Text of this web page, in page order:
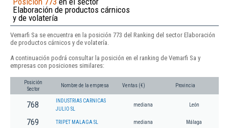
Elaboración de productos cárnicos
y de volatería
Vemarfi Sa se encuentra en la posición 773 del Ranking del sector Elaboración
de productos cárnicos y de volatería.
A continuación podrá consultar la posición en el ranking de Vemarfi Sa y
empresas con posiciones similares:
Posición
Sector
Nombre de la empresa Ventas (€) Provincia
768
INDUSTRIAS CARNICAS
JULIO SL
mediana León
769 TRIPET MALAGA SL mediana Málaga